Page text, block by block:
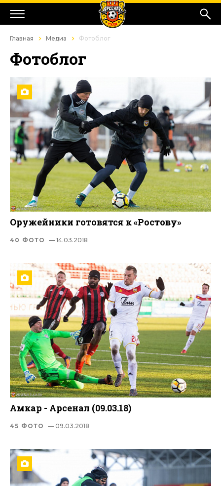
Главная Медиа Фотоблог
Фотоблог
Оружейники готовятся к «Ростову»
40 ФОТО — 14.03.2018
Амкар - Арсенал (09.03.18)
45 ФОТО — 09.03.2018